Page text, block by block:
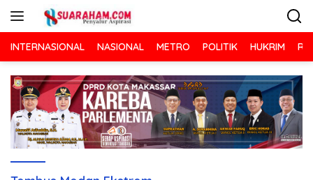
INTERNASIONAL NASIONAL METRO POLITIK HUKRIM